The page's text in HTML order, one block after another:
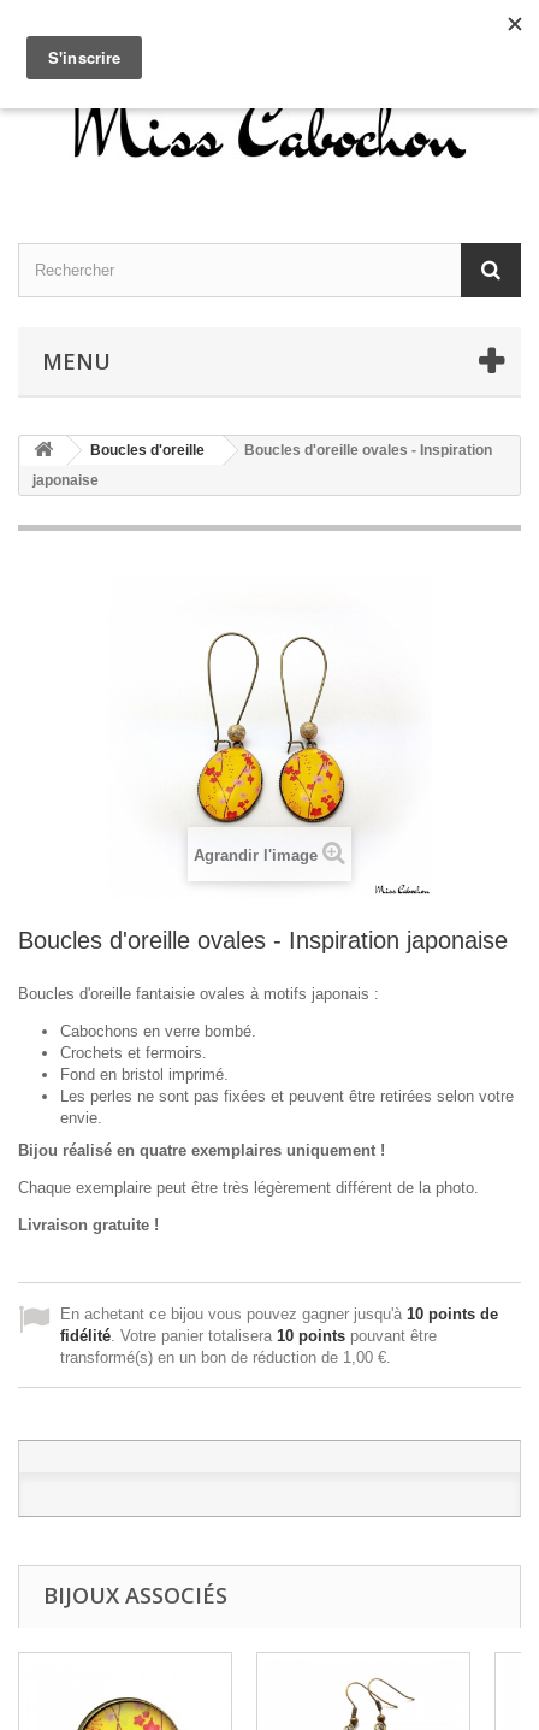
Connexion
MENU
Boucles d'oreille
Boucles d'oreille ovales - Inspiration
japonaise
Agrandir l'image
Boucles d'oreille ovales - Inspiration japonaise
Boucles d'oreille fantaisie ovales à motifs japonais :
Cabochons en verre bombé.
Crochets et fermoirs.
Fond en bristol imprimé.
Les perles ne sont pas fixées et peuvent être retirées selon votre
envie.
Bijou réalisé en quatre exemplaires uniquement !
Chaque exemplaire peut être très légèrement différent de la photo.
Livraison gratuite !
En achetant ce bijou vous pouvez gagner jusqu'à 10 points de
fidélité. Votre panier totalisera 10 points pouvant être
transformé(s) en un bon de réduction de 1,00 €.
BIJOUX ASSOCIÉS